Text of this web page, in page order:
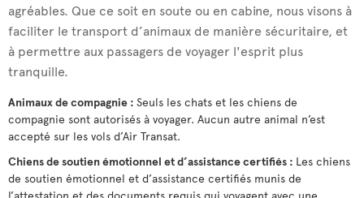
agréables. Que ce soit en soute ou en cabine, nous visons à
faciliter le transport d’animaux de manière sécuritaire, et
à permettre aux passagers de voyager l'esprit plus
tranquille.
Animaux de compagnie : Seuls les chats et les chiens de
compagnie sont autorisés à voyager. Aucun autre animal n’est
accepté sur les vols d’Air Transat.
Chiens de soutien émotionnel et d’assistance certifiés : Les chiens
de soutien émotionnel et d’assistance certifiés munis de